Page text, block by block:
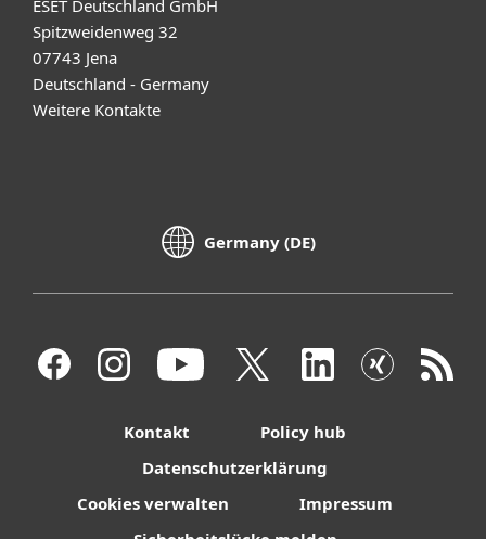
ESET Deutschland GmbH
Spitzweidenweg 32
07743 Jena
Deutschland - Germany
Weitere Kontakte
Germany (DE)
Kontakt
Policy hub
Datenschutzerklärung
Cookies verwalten
Impressum